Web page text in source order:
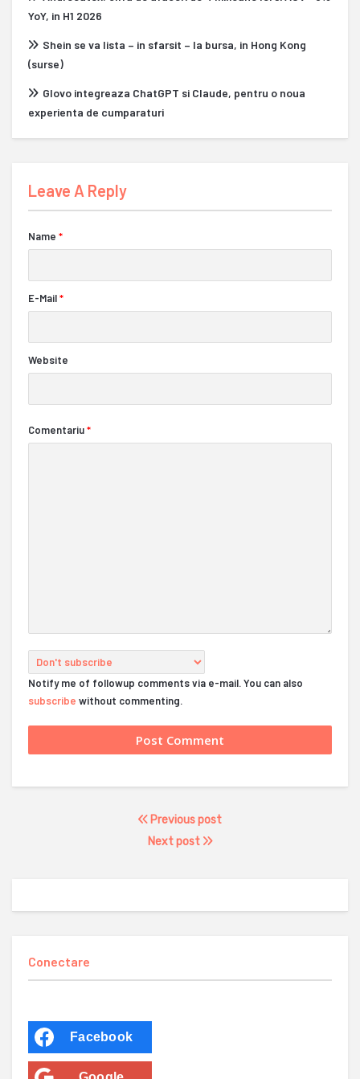
YoY, in H1 2026
Shein se va lista – in sfarsit – la bursa, in Hong Kong
(surse)
Glovo integreaza ChatGPT si Claude, pentru o noua
experienta de cumparaturi
Leave A Reply
Name *
E-Mail*
Website
Comentariu*
Notify me of followup comments via e-mail. You can also
subscribe without commenting.
Previous post
Next post
Conectare
Facebook